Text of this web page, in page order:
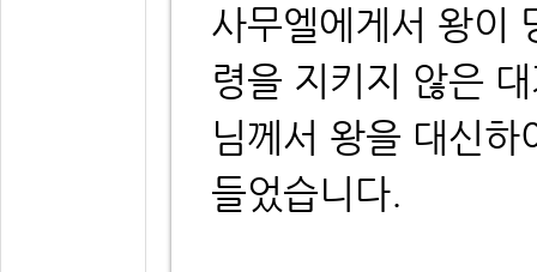
사무엘에게서 왕이
령을 지키지 않은
님께서 왕을 대신
들었습니다.